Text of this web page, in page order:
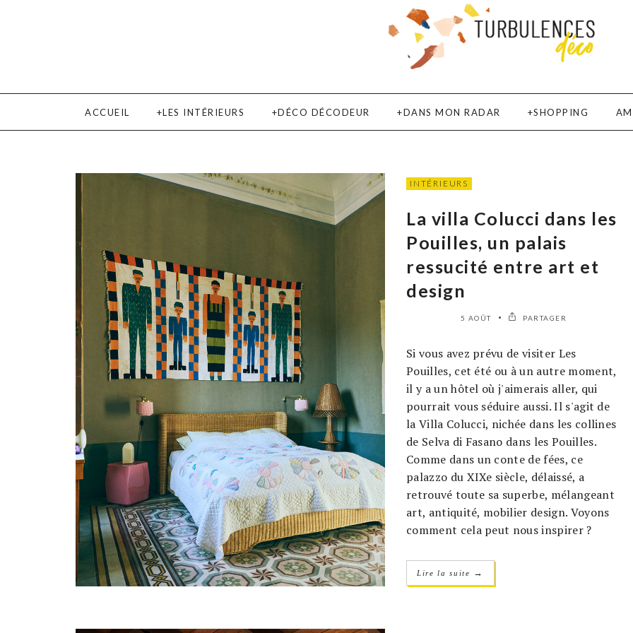
ACCUEIL LES INTÉRIEURS DÉCO DÉCODEUR DANS MON RADAR SHOPPING
INTÉRIEURS
La villa Colucci dans les
Pouilles, un palais
ressucité entre art et
design
5 AOÛT PARTAGER
Si vous avez prévu de visiter Les
Pouilles, cet été ou à un autre moment,
il y a un hôtel où j'aimerais aller, qui
pourrait vous séduire aussi. Il s'agit de
la Villa Colucci, nichée dans les collines
de Selva di Fasano dans les Pouilles.
Comme dans un conte de fées, ce
palazzo du XIXe siècle, délaissé, a
retrouvé toute sa superbe, mélangeant
art, antiquité, mobilier design. Voyons
comment cela peut nous inspirer ?
Lire la suite →